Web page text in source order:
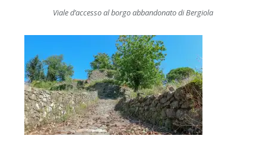
Viale d’accesso al borgo abbandonato di Bergiola